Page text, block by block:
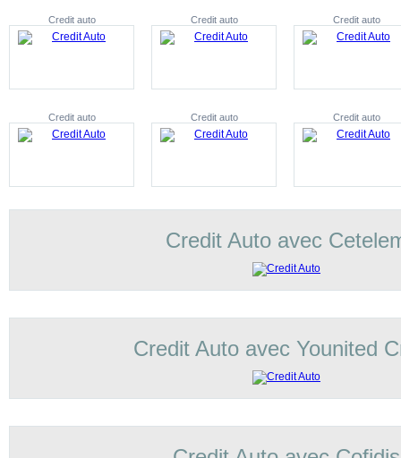
Credit auto Credit auto Credit auto
Credit auto Credit auto Credit auto
Credit Auto avec
Credit Auto avec Younited